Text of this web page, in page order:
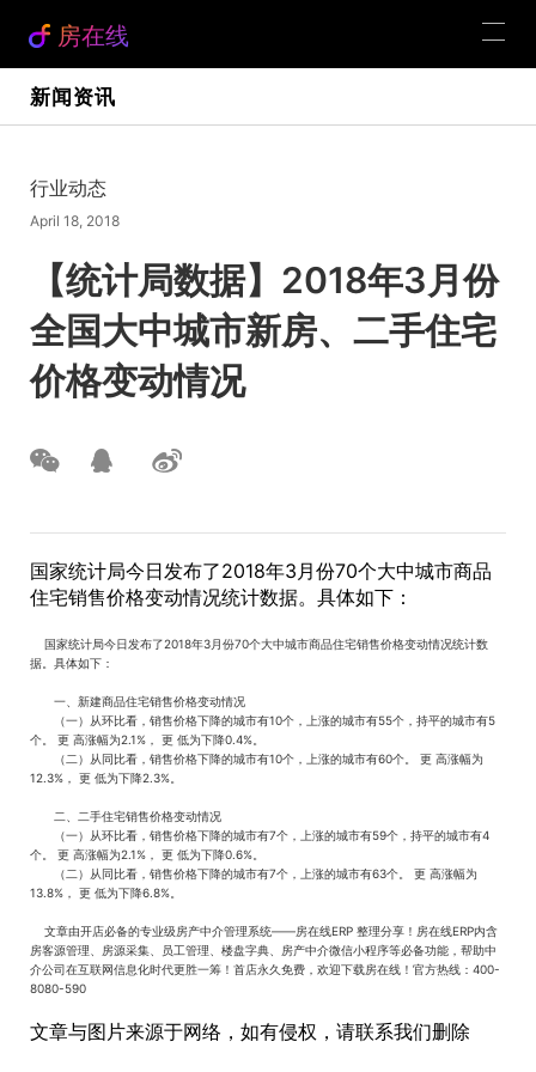
房在线
新闻资讯
行业动态
April 18, 2018
【统计局数据】2018年3月份
全国大中城市新房、二手住宅
价格变动情况
国家统计局今日发布了2018年3月份70个大中城市商品
住宅销售价格变动情况统计数据。具体如下：
国家统计局今日发布了2018年3月份70个大中城市商品住宅销售价格变动情况统计数
据。具体如下：
一、新建商品住宅销售价格变动情况
（一）从环比看，销售价格下降的城市有10个，上涨的城市有55个，持平的城市有5
个。 更 高涨幅为2.1%， 更 低为下降0.4%。
（二）从同比看，销售价格下降的城市有10个，上涨的城市有60个。 更 高涨幅为
12.3%， 更 低为下降2.3%。
二、二手住宅销售价格变动情况
（一）从环比看，销售价格下降的城市有7个，上涨的城市有59个，持平的城市有4
个。 更 高涨幅为2.1%， 更 低为下降0.6%。
（二）从同比看，销售价格下降的城市有7个，上涨的城市有63个。 更 高涨幅为
13.8%， 更 低为下降6.8%。
文章由开店必备的专业级房产中介管理系统——房在线ERP 整理分享！房在线ERP内含
房客源管理、房源采集、员工管理、楼盘字典、房产中介微信小程序等必备功能，帮助中
介公司在互联网信息化时代更胜一筹！首店永久免费，欢迎下载房在线！官方热线：400-
8080-590
文章与图片来源于网络，如有侵权，请联系我们删除